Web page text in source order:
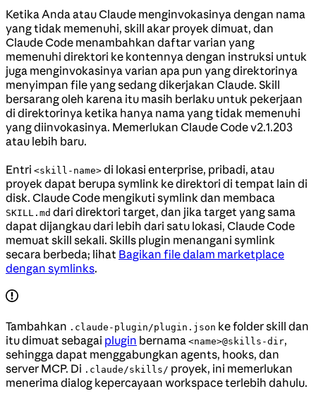
Ketika Anda atau Claude menginvokasinya dengan nama
yang tidak memenuhi, skill akar proyek dimuat, dan
Claude Code menambahkan daftar varian yang
memenuhi direktori ke kontennya dengan instruksi untuk
juga menginvokasinya varian apa pun yang direktorinya
menyimpan file yang sedang dikerjakan Claude. Skill
bersarang oleh karena itu masih berlaku untuk pekerjaan
di direktorinya ketika hanya nama yang tidak memenuhi
yang diinvokasinya. Memerlukan Claude Code v2.1.203
atau lebih baru.
Entri <skill-name> di lokasi enterprise, pribadi, atau
proyek dapat berupa symlink ke direktori di tempat lain di
disk. Claude Code mengikuti symlink dan membaca
SKILL.md dari direktori target, dan jika target yang sama
dapat dijangkau dari lebih dari satu lokasi, Claude Code
memuat skill sekali. Skills plugin menangani symlink
secara berbeda; lihat Bagikan file dalam marketplace
dengan symlinks.
Tambahkan .claude-plugin/plugin.json ke folder skill dan
itu dimuat sebagai plugin bernama <name>@skills-dir,
sehingga dapat menggabungkan agents, hooks, dan
server MCP. Di .claude/skills/ proyek, ini memerlukan
menerima dialog kepercayaan workspace terlebih dahulu.